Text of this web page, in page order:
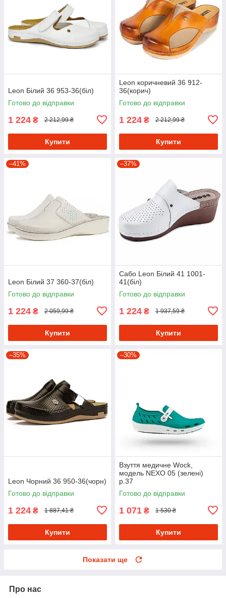
Leon Білий 36 953-36(біл)
Готово до відправки
1 224 ₴ 2 212,99 ₴
Купити
Leon коричневий 36 912-
36(корич)
Готово до відправки
1 224 ₴ 2 212,99 ₴
Купити
–41%
Leon Білий 37 360-37(біл)
Готово до відправки
1 224 ₴ 2 059,99 ₴
Купити
–37%
Сабо Leon Білий 41 1001-
41(біл)
Готово до відправки
1 224 ₴ 1 937,59 ₴
Купити
–35%
Leon Чорний 36 950-36(чорн)
Готово до відправки
1 224 ₴ 1 887,41 ₴
Купити
–30%
Взуття медичне Wock,
модель NEXO 05 (зелені)
р.37
Готово до відправки
1 071 ₴ 1 530 ₴
Купити
Показати ще
Про нас